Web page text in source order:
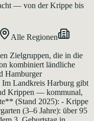
— von der Krippe bis
Alle Regionen
Zielgruppen, die in die
kombiniert ländliche
Hamburger
Im Landkreis Harburg gibt
Krippen — kommunal,
(Stand 2025): - Krippe
(3–6 Jahre): über 95